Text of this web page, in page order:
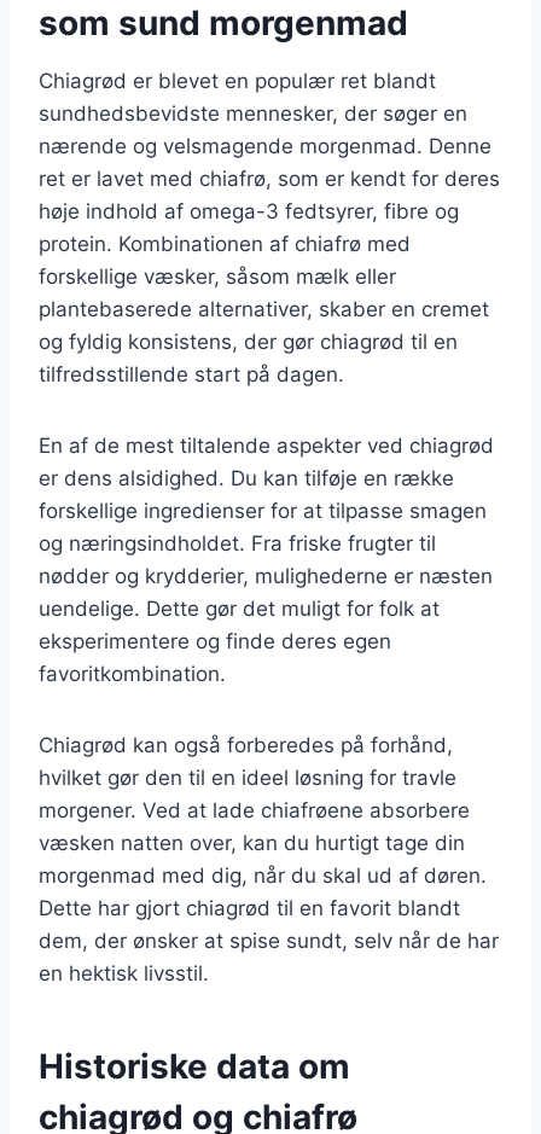
som sund morgenmad
Chiagrød er blevet en populær ret blandt
sundhedsbevidste mennesker, der søger en
nærende og velsmagende morgenmad. Denne
ret er lavet med chiafrø, som er kendt for deres
høje indhold af omega-3 fedtsyrer, fibre og
protein. Kombinationen af chiafrø med
forskellige væsker, såsom mælk eller
plantebaserede alternativer, skaber en cremet
og fyldig konsistens, der gør chiagrød til en
tilfredsstillende start på dagen.
En af de mest tiltalende aspekter ved chiagrød
er dens alsidighed. Du kan tilføje en række
forskellige ingredienser for at tilpasse smagen
og næringsindholdet. Fra friske frugter til
nødder og krydderier, mulighederne er næsten
uendelige. Dette gør det muligt for folk at
eksperimentere og finde deres egen
favoritkombination.
Chiagrød kan også forberedes på forhånd,
hvilket gør den til en ideel løsning for travle
morgener. Ved at lade chiafrøene absorbere
væsken natten over, kan du hurtigt tage din
morgenmad med dig, når du skal ud af døren.
Dette har gjort chiagrød til en favorit blandt
dem, der ønsker at spise sundt, selv når de har
en hektisk livsstil.
Historiske data om
chiagrød og chiafrø